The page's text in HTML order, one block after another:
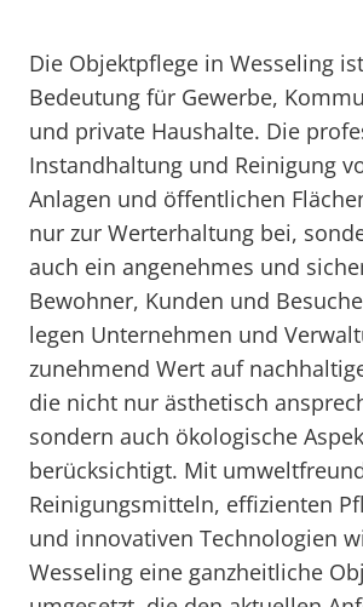
Die Objektpflege in Wesseling
Bedeutung für Gewerbe,
und private Haushalte. Die
Instandhaltung und Reinigung
Anlagen und öffentlichen
nur zur Werterhaltung bei,
auch ein angenehmes und
Bewohner, Kunden und
legen Unternehmen und
zunehmend Wert auf
die nicht nur ästhetisch
sondern auch ökologische
berücksichtigt. Mit
Reinigungsmitteln, effizienten
und innovativen Technologien
Wesseling eine ganzheitliche